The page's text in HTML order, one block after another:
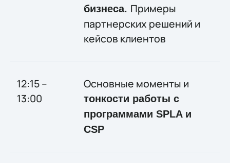
бизнеса. Примеры
партнерских решений и
кейсов клиентов
12:15 –
13:00
Основные моменты и
тонкости работы с
программами SPLA и
CSP